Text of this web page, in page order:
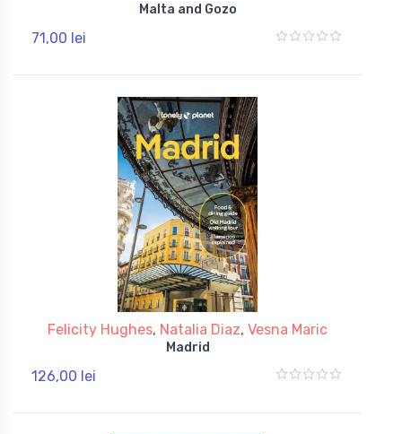
Malta and Gozo
71,00 lei
Felicity Hughes, Natalia Diaz, Vesna Maric
Madrid
126,00 lei